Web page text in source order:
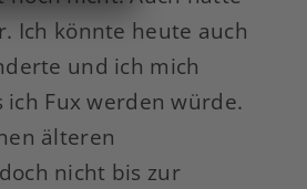
Ich könnte heute auch
und ich mich
Fux werden würde.
älteren
nicht bis zur